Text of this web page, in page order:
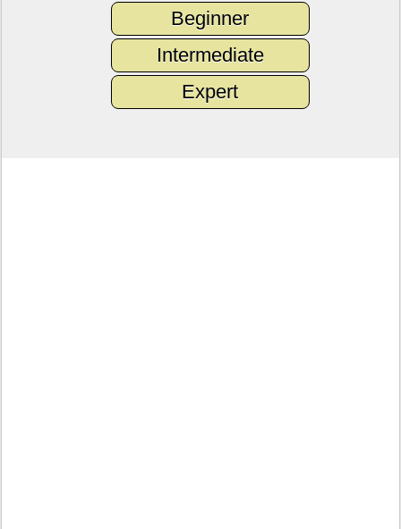
Beginner
Intermediate
Expert